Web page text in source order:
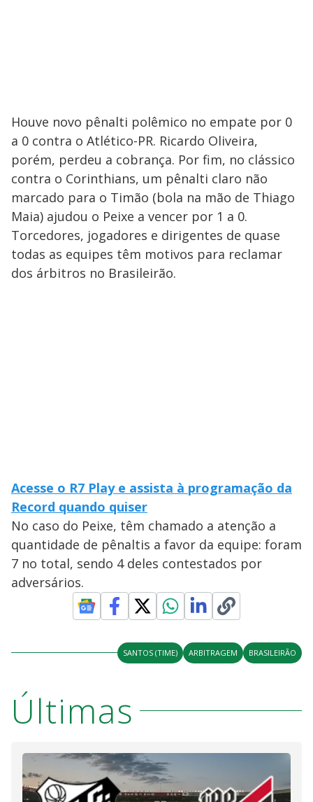
Houve novo pênalti polêmico no empate por 0
a 0 contra o Atlético-PR. Ricardo Oliveira,
porém, perdeu a cobrança. Por fim, no clássico
contra o Corinthians, um pênalti claro não
marcado para o Timão (bola na mão de Thiago
Maia) ajudou o Peixe a vencer por 1 a 0.
Torcedores, jogadores e dirigentes de quase
todas as equipes têm motivos para reclamar
dos árbitros no Brasileirão.
Acesse o R7 Play e assista à programação da
Record quando quiser
No caso do Peixe, têm chamado a atenção a
quantidade de pênaltis a favor da equipe: foram
7 no total, sendo 4 deles contestados por
adversários.
SANTOS (TIME) ARBITRAGEM BRASILEIRÃO
Últimas